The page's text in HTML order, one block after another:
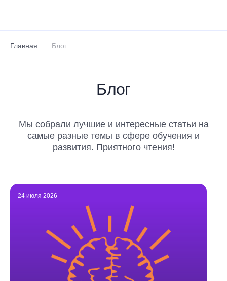
Главная Блог
Блог
Мы собрали лучшие и интересные статьи на
самые разные темы в сфере обучения и
развития. Приятного чтения!
24 июля 2026